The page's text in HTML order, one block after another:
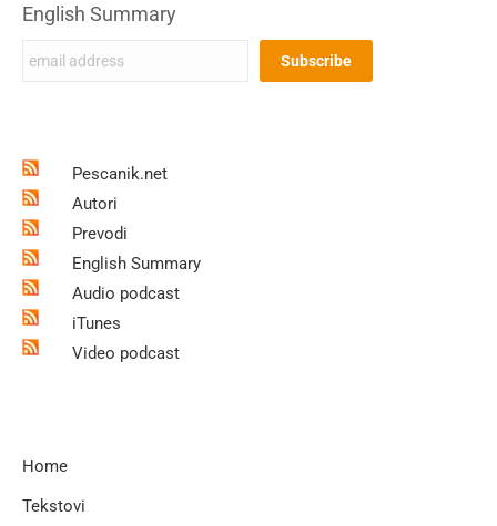
English Summary
Pescanik.net
Autori
Prevodi
English Summary
Audio podcast
iTunes
Video podcast
Home
Tekstovi